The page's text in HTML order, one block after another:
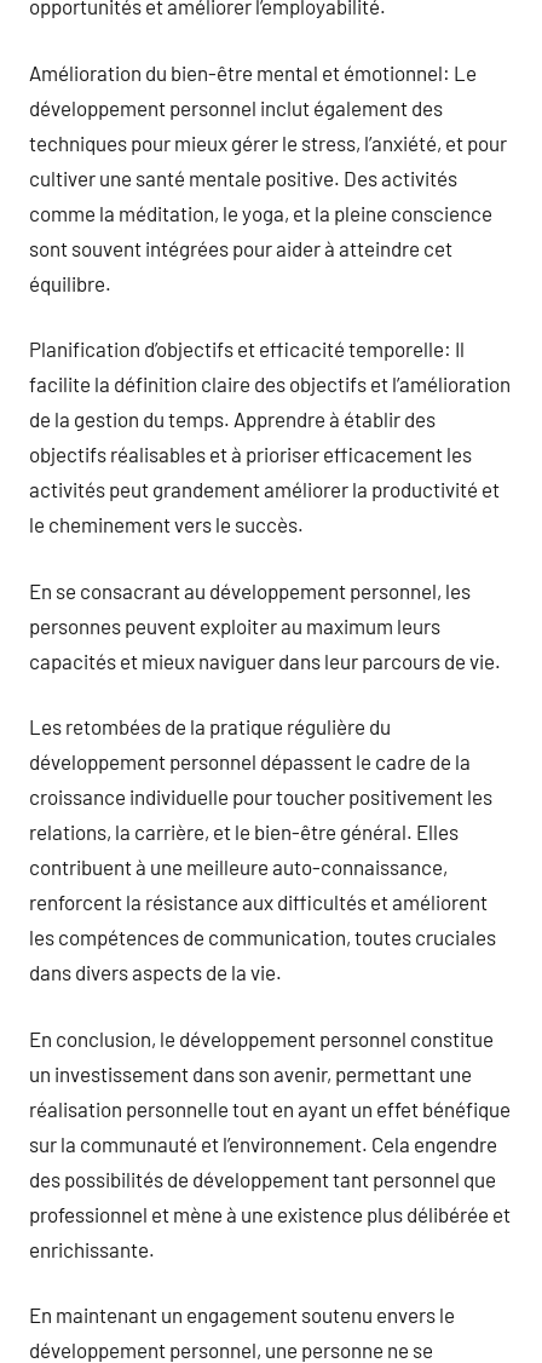
opportunités et améliorer l’employabilité.
Amélioration du bien-être mental et émotionnel: Le
développement personnel inclut également des
techniques pour mieux gérer le stress, l’anxiété, et pour
cultiver une santé mentale positive. Des activités
comme la méditation, le yoga, et la pleine conscience
sont souvent intégrées pour aider à atteindre cet
équilibre.
Planification d’objectifs et efficacité temporelle: Il
facilite la définition claire des objectifs et l’amélioration
de la gestion du temps. Apprendre à établir des
objectifs réalisables et à prioriser efficacement les
activités peut grandement améliorer la productivité et
le cheminement vers le succès.
En se consacrant au développement personnel, les
personnes peuvent exploiter au maximum leurs
capacités et mieux naviguer dans leur parcours de vie.
Les retombées de la pratique régulière du
développement personnel dépassent le cadre de la
croissance individuelle pour toucher positivement les
relations, la carrière, et le bien-être général. Elles
contribuent à une meilleure auto-connaissance,
renforcent la résistance aux difficultés et améliorent
les compétences de communication, toutes cruciales
dans divers aspects de la vie.
En conclusion, le développement personnel constitue
un investissement dans son avenir, permettant une
réalisation personnelle tout en ayant un effet bénéfique
sur la communauté et l’environnement. Cela engendre
des possibilités de développement tant personnel que
professionnel et mène à une existence plus délibérée et
enrichissante.
En maintenant un engagement soutenu envers le
développement personnel, une personne ne se